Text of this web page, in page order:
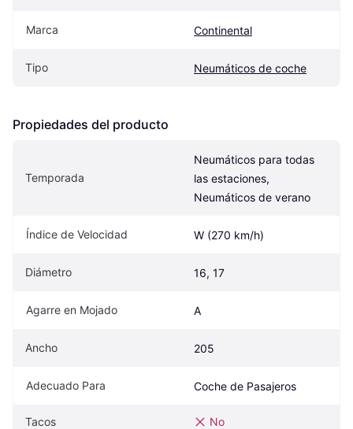
Marca Continental
Tipo Neumáticos de coche
Propiedades del producto
Temporada
Neumáticos para todas
las estaciones,
Neumáticos de verano
Índice de Velocidad W (270 km/h)
Diámetro 16, 17
Agarre en Mojado A
Ancho 205
Adecuado Para Coche de Pasajeros
Tacos No